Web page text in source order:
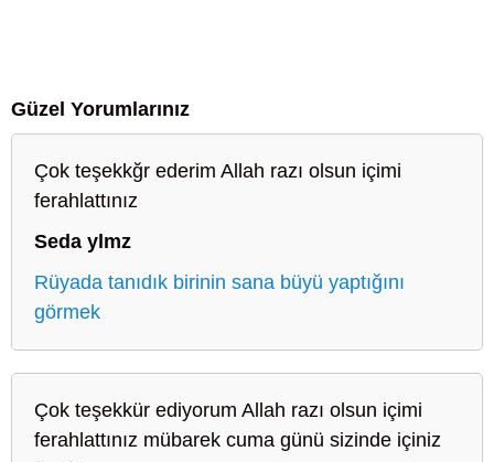
Güzel Yorumlarınız
Çok teşekkğr ederim Allah razı olsun içimi
ferahlattınız
Seda ylmz
Rüyada tanıdık birinin sana büyü yaptığını
görmek
Çok teşekkür ediyorum Allah razı olsun içimi
ferahlattınız mübarek cuma günü sizinde içiniz